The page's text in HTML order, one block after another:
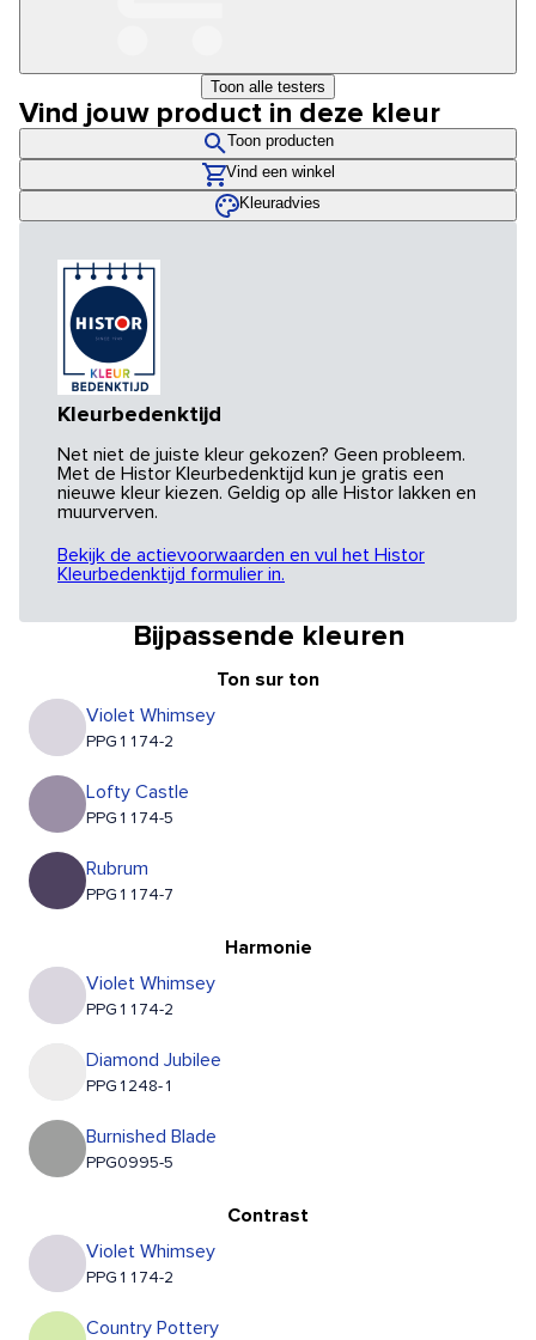
Toon alle testers
Vind jouw product in deze kleur
Toon producten
Vind een winkel
Kleuradvies
Kleurbedenktijd
Net niet de juiste kleur gekozen? Geen probleem.
Met de Histor Kleurbedenktijd kun je gratis een
nieuwe kleur kiezen. Geldig op alle Histor lakken en
muurverven.
Bekijk de actievoorwaarden en vul het Histor
Kleurbedenktijd formulier in.
Bijpassende kleuren
Ton sur ton
Violet Whimsey
PPG1174-2
Lofty Castle
PPG1174-5
Rubrum
PPG1174-7
Harmonie
Violet Whimsey
PPG1174-2
Diamond Jubilee
PPG1248-1
Burnished Blade
PPG0995-5
Contrast
Violet Whimsey
PPG1174-2
Country Pottery